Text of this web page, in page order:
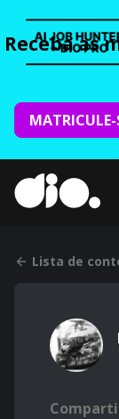
Receba as
MATRICULE-
Lista de